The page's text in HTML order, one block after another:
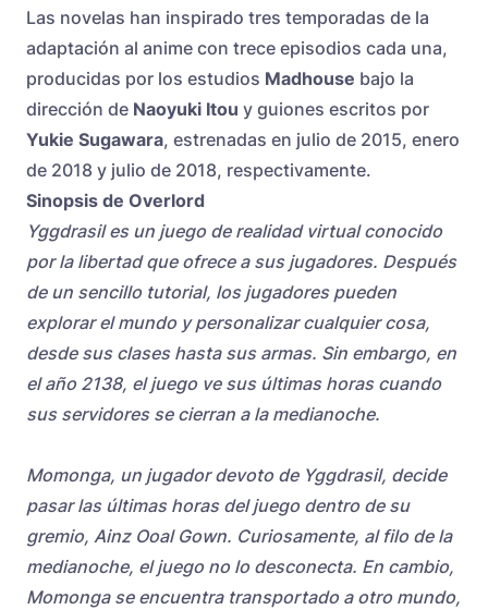
Las novelas han inspirado tres temporadas de la
adaptación al anime con trece episodios cada una,
producidas por los estudios Madhouse bajo la
dirección de Naoyuki Itou y guiones escritos por
Yukie Sugawara, estrenadas en julio de 2015, enero
de 2018 y julio de 2018, respectivamente.
Sinopsis de Overlord
Yggdrasil es un juego de realidad virtual conocido
por la libertad que ofrece a sus jugadores. Después
de un sencillo tutorial, los jugadores pueden
explorar el mundo y personalizar cualquier cosa,
desde sus clases hasta sus armas. Sin embargo, en
el año 2138, el juego ve sus últimas horas cuando
sus servidores se cierran a la medianoche.
Momonga, un jugador devoto de Yggdrasil, decide
pasar las últimas horas del juego dentro de su
gremio, Ainz Ooal Gown. Curiosamente, al filo de la
medianoche, el juego no lo desconecta. En cambio,
Momonga se encuentra transportado a otro mundo,